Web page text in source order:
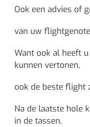
Ook een advies of
van uw
Want ook al heeft
kunnen vertonen,
ook de beste flight
Na de laatste hole
in de tassen,